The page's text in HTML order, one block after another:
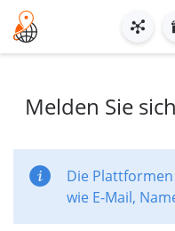
Melden Sie
Die
wie E-Mail,